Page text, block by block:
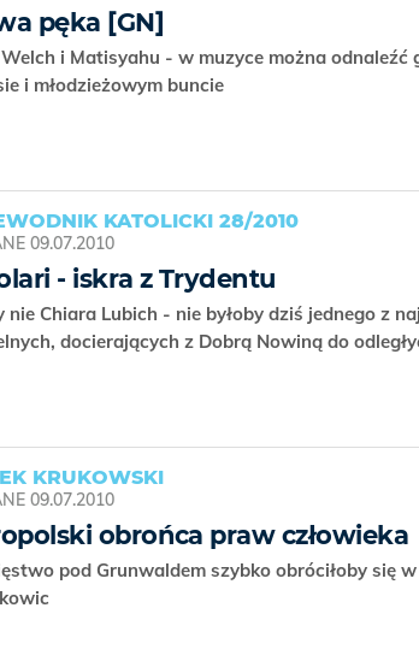
pęka [GN]
i Matisyahu - w muzyce można odnaleźć
i młodzieżowym buncie
KATOLICKI 28/2010
09.07.2010
- iskra z Trydentu
nie Chiara Lubich - nie byłoby dziś jednego z
docierających z Dobrą Nowiną do
KRUKOWSKI
09.07.2010
obrońca praw człowieka
pod Grunwaldem szybko obróciłoby się